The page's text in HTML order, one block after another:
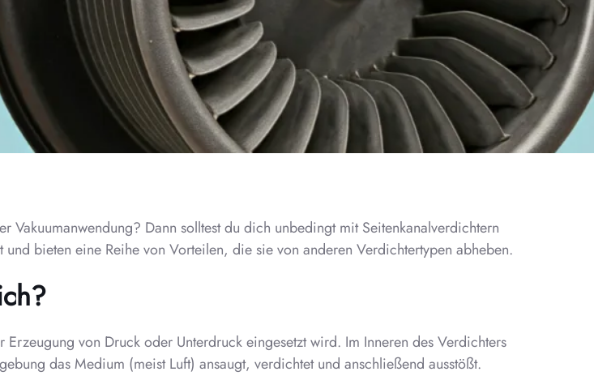
Dann solltest du dich unbedingt mit Seitenkanalverdichtern
bieten eine Reihe von Vorteilen, die sie von anderen Verdichtertypen abheben.
von Druck oder Unterdruck eingesetzt wird. Im Inneren des Verdichters
das Medium (meist Luft) ansaugt, verdichtet und anschließend ausstößt.